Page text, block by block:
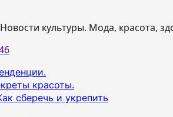
культуры. Мода, красота,
красоты.
сберечь и укрепить